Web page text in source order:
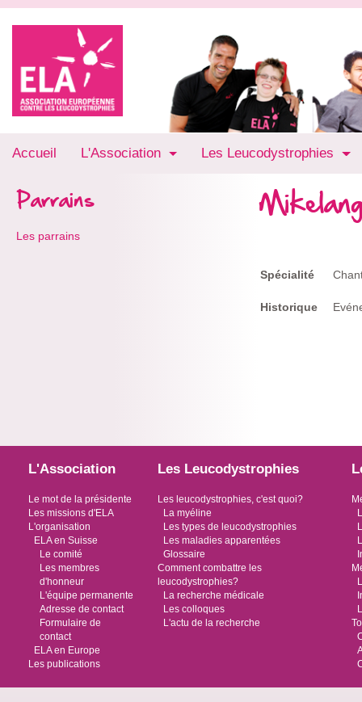
Accueil L'Association Les Leucodystrophies
Parrains
Les parrains
Spécialité
Historique
L'Association
Le mot de la présidente
Les missions d'ELA
L'organisation
ELA en Suisse
Le comité
Les membres
d'honneur
L'équipe permanente
Adresse de contact
Formulaire de
contact
ELA en Europe
Les publications
Les Leucodystrophies
Les leucodystrophies, c'est quoi?
La myéline
Les types de leucodystrophies
Les maladies apparentées
Glossaire
Comment combattre les
leucodystrophies?
La recherche médicale
Les colloques
L'actu de la recherche